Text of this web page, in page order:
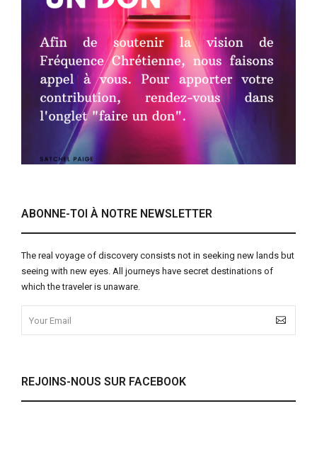
ABONNE-TOI À NOTRE NEWSLETTER
The real voyage of discovery consists not in seeking new lands but
seeing with new eyes. All journeys have secret destinations of
which the traveler is unaware.
REJOINS-NOUS SUR FACEBOOK